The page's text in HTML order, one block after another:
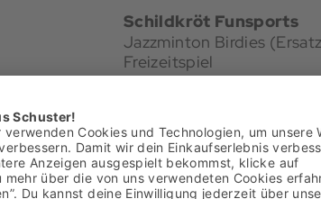
Schildkröt Funsports
Jazzminton Birdies
Freizeitspiel
UVP: 11,99 €